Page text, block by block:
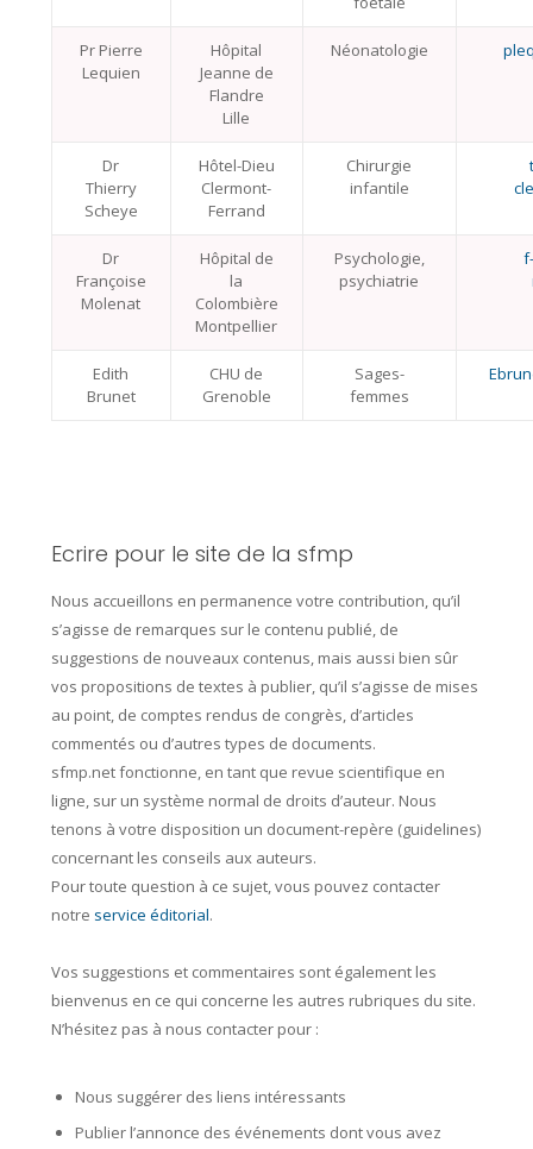
Pr Pierre
Lequien
Hôpital
Jeanne de
Flandre
Lille
Néonatologie
Dr
Thierry
Scheye
Hôtel-Dieu
Clermont-
Ferrand
Chirurgie
infantile
Dr
Françoise
Molenat
Hôpital de
la
Colombière
Montpellier
Psychologie,
psychiatrie
Edith
Brunet
CHU de
Grenoble
Sages-
femmes
Ecrire pour le site de la sfmp
Nous accueillons en permanence votre contribution, qu’il
s’agisse de remarques sur le contenu publié, de
suggestions de nouveaux contenus, mais aussi bien sûr
vos propositions de textes à publier,qu’il s’agisse de mises
au point, de comptes rendus de congrès, d’articles
commentés ou d’autres types de documents.
sfmp.netfonctionne, en tant que revue scientifique en
ligne, sur un système normal de droits d’auteur. Nous
tenons à votre disposition un document-repère (guidelines)
concernant les conseils aux auteurs.
Pour toute question à ce sujet, vous pouvez contacter
notre service éditorial.
Vos suggestions et commentaires sont également les
bienvenus en ce qui concerne les autres rubriques du site.
N’hésitez pas à nous contacter pour :
Nous suggérer des liens intéressants
Publier l’annonce des événements dont vous avez